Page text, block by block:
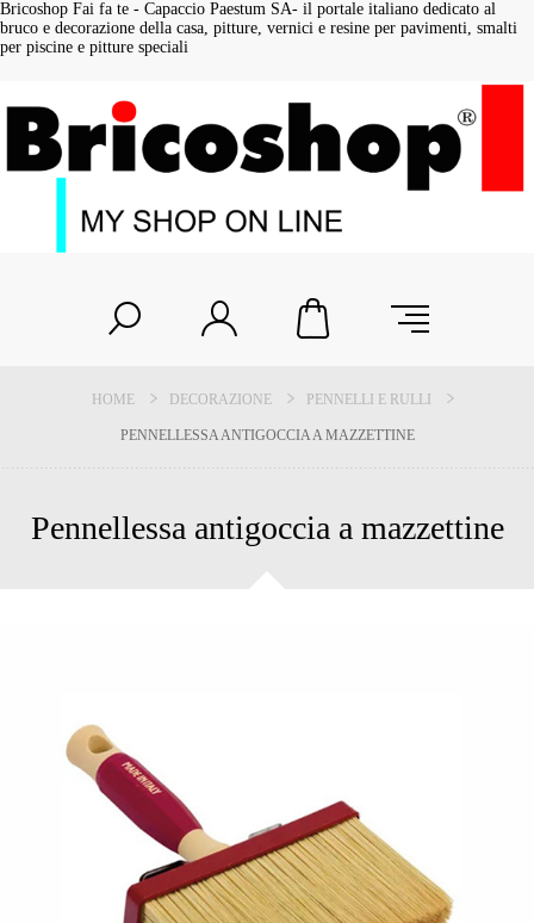
Bricoshop Fai fa te - Capaccio Paestum SA- il portale italiano dedicato al
bruco e decorazione della casa, pitture, vernici e resine per pavimenti, smalti
per piscine e pitture speciali
HOME DECORAZIONE PENNELLI E RULLI
PENNELLESSA ANTIGOCCIA A MAZZETTINE
Pennellessa antigoccia a mazzettine